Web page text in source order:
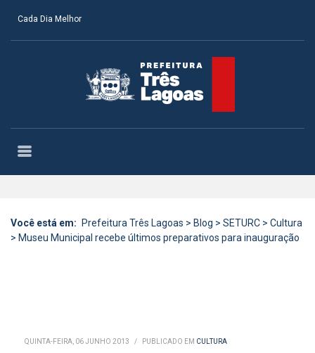
Cada Dia Melhor
Você está em: Prefeitura Três Lagoas > Blog > SETURC > Cultura
> Museu Municipal recebe últimos preparativos para inauguração
QUINTA-FEIRA, 06 JUNHO 2013 / PUBLICADO EM CULTURA